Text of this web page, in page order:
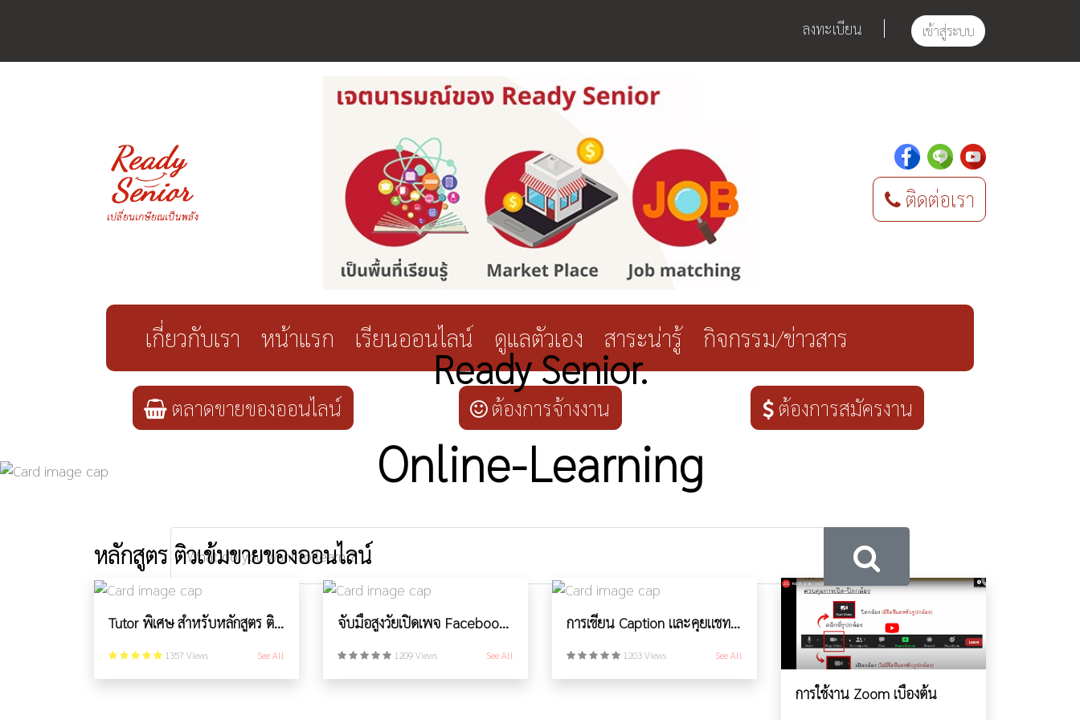
ลงทะเบียน เข้าสู่ระบบ
ติดต่อเรา
เกี่ยวกับเรา หน้าแรก เรียนออนไลน์ ดูแลตัวเอง สาระน่ารู้ กิจกรรม/ข่าวสาร
ตลาดขายของออนไลน์ ต้องการจ้างงาน ต้องการสมัครงาน
Ready Senior.
Online-Learning
หลักสูตร ติวเข้มขายของออนไลน์
Tutor พิเศษ สำหรับหลักสูตร ติวเข้มขายของออนไลน์ ติวทุกสิ่งอย่างที่สูงวัยต้องรู้
1357 Views See All
จับมือสูงวัยเปิดเพจ Facebook ขายของออนไลน์
1209 Views See All
การเขียน Caption และคุยแชทกับลูกค้า
1203 Views See All
การใช้งาน Zoom เบื้องต้น